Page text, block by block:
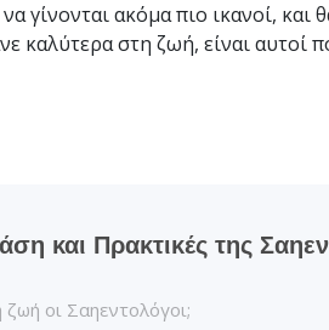
Tι είναι η Μεγαλοσύνη;
γίνονται ακόμα πιο ικανοί, και
καλύτερα στη ζωή, είναι αυτοί
και Πρακτικές της
οι Σαηεντολόγοι;